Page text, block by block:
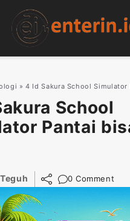
»4 Id Sakura School Simulator
School
Pantai
0 Comment